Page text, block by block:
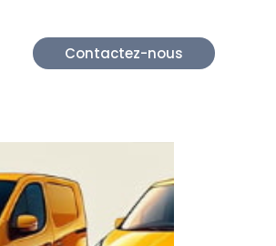
Contactez-nous